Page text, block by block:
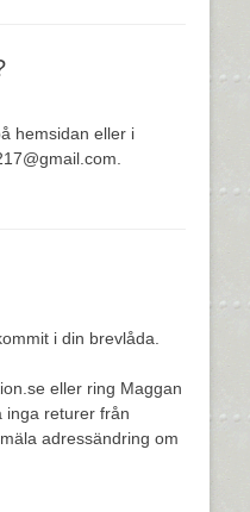
hemsidan eller i
i din brevlåda.
eller ring Maggan
inga returer från
adressändring om